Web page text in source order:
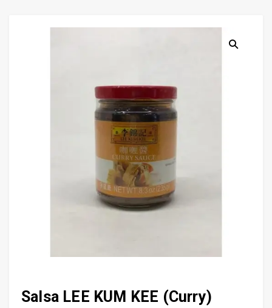
Salsa LEE KUM KEE (Curry)